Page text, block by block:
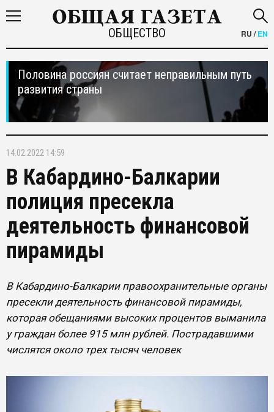
ОБЩЕСТВО RU /EN
Половина россиян считает неправильным путь
развития страны
14.02.2022 14:59
В Кабардино-Балкарии
полиция пресекла
деятельность финансовой
пирамиды
В Кабардино-Балкарии правоохранительные органы
пресекли деятельность финансовой пирамиды,
которая обещаниями высоких процентов выманила
у граждан более 915 млн рублей. Пострадавшими
числятся около трех тысяч человек